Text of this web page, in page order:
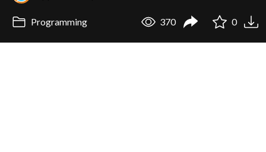
Programming 370 0